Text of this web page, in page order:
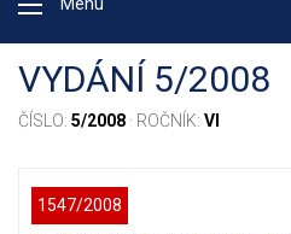
Menu
VYDÁNÍ 5/2008
ČÍSLO: 5/2008 · ROČNÍK: VI
1547/2008